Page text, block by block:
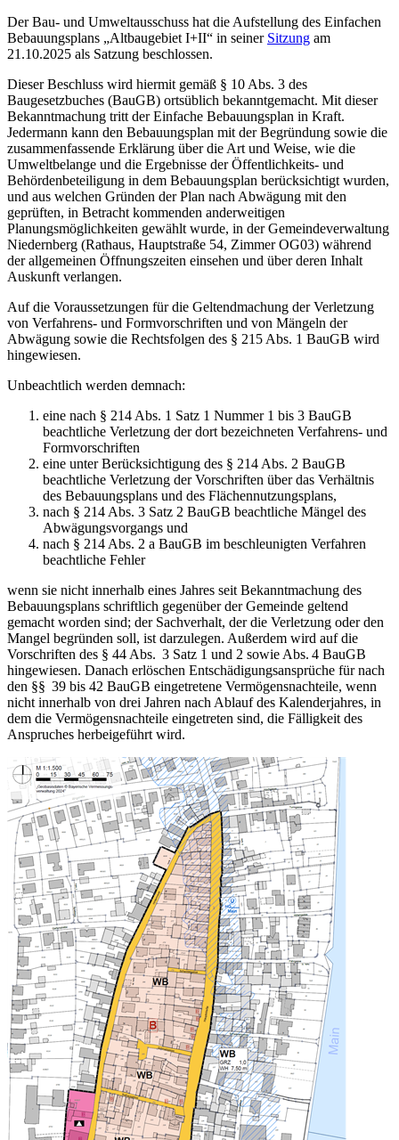
Der Bau- und Umweltausschuss hat die Aufstellung des Einfachen
Bebauungsplans „Altbaugebiet I+II“ in seiner Sitzung am
21.10.2025 als Satzung beschlossen.
Dieser Beschluss wird hiermit gemäß § 10 Abs. 3 des
Baugesetzbuches (BauGB) ortsüblich bekanntgemacht. Mit dieser
Bekanntmachung tritt der Einfache Bebauungsplan in Kraft.
Jedermann kann den Bebauungsplan mit der Begründung sowie die
zusammenfassende Erklärung über die Art und Weise, wie die
Umweltbelange und die Ergebnisse der Öffentlichkeits- und
Behördenbeteiligung in dem Bebauungsplan berücksichtigt wurden,
und aus welchen Gründen der Plan nach Abwägung mit den
geprüften, in Betracht kommenden anderweitigen
Planungsmöglichkeiten gewählt wurde, in der Gemeindeverwaltung
Niedernberg (Rathaus, Hauptstraße 54, Zimmer OG03) während
der allgemeinen Öffnungszeiten einsehen und über deren Inhalt
Auskunft verlangen.
Auf die Voraussetzungen für die Geltendmachung der Verletzung
von Verfahrens- und Formvorschriften und von Mängeln der
Abwägung sowie die Rechtsfolgen des § 215 Abs. 1 BauGB wird
hingewiesen.
Unbeachtlich werden demnach:
eine nach § 214 Abs. 1 Satz 1 Nummer 1 bis 3 BauGB
beachtliche Verletzung der dort bezeichneten Verfahrens- und
Formvorschriften
eine unter Berücksichtigung des § 214 Abs. 2 BauGB
beachtliche Verletzung der Vorschriften über das Verhältnis
des Bebauungsplans und des Flächennutzungsplans,
nach § 214 Abs. 3 Satz 2 BauGB beachtliche Mängel des
Abwägungsvorgangs und
nach § 214 Abs. 2 a BauGB im beschleunigten Verfahren
beachtliche Fehler
wenn sie nicht innerhalb eines Jahres seit Bekanntmachung des
Bebauungsplans schriftlich gegenüber der Gemeinde geltend
gemacht worden sind; der Sachverhalt, der die Verletzung oder den
Mangel begründen soll, ist darzulegen. Außerdem wird auf die
Vorschriften des § 44 Abs. 3 Satz 1 und 2 sowie Abs. 4 BauGB
hingewiesen. Danach erlöschen Entschädigungsansprüche für nach
den §§ 39 bis 42 BauGB eingetretene Vermögensnachteile, wenn
nicht innerhalb von drei Jahren nach Ablauf des Kalenderjahres, in
dem die Vermögensnachteile eingetreten sind, die Fälligkeit des
Anspruches herbeigeführt wird.